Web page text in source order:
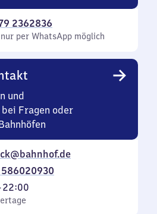
2362836
per WhatsApp möglich
und
Fragen oder
586020930
22:00